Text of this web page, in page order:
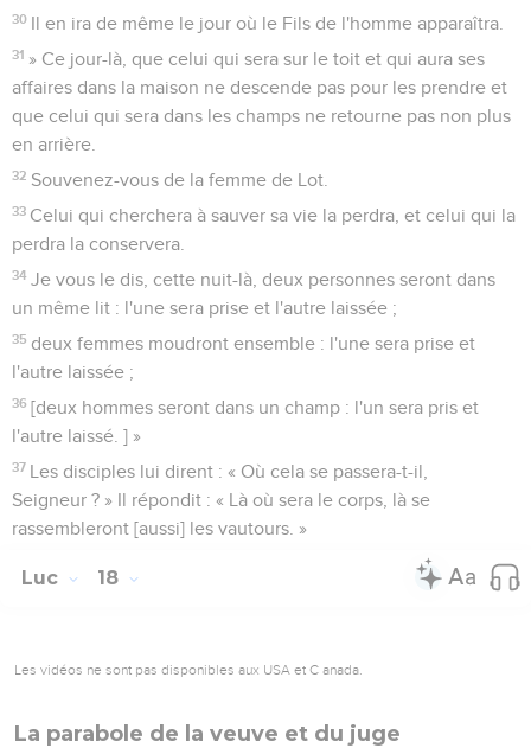
30 Il en ira de même le jour où le Fils de l'homme apparaîtra.
31 » Ce jour-là, que celui qui sera sur le toit et qui aura ses
affaires dans la maison ne descende pas pour les prendre et
que celui qui sera dans les champs ne retourne pas non plus
en arrière.
32 Souvenez-vous de la femme de Lot.
33 Celui qui cherchera à sauver sa vie la perdra, et celui qui la
perdra la conservera.
34 Je vous le dis, cette nuit-là, deux personnes seront dans
un même lit : l'une sera prise et l'autre laissée ;
35 deux femmes moudront ensemble : l'une sera prise et
l'autre laissée ;
36 [deux hommes seront dans un champ : l'un sera pris et
l'autre laissé. ] »
37 Les disciples lui dirent : « Où cela se passera-t-il,
Seigneur ? » Il répondit : « Là où sera le corps, là se
rassembleront [aussi] les vautours. »
Luc 18
Les vidéos ne sont pas disponibles aux USA et C anada.
La parabole de la veuve et du juge